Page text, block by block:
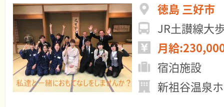
徳島 三好市
JR土讃線大
月給
宿泊施設
新祖谷温泉